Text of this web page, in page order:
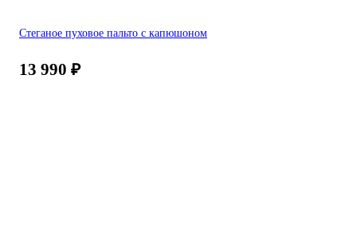
Стеганое пуховое пальто с капюшоном
13 990 ₽